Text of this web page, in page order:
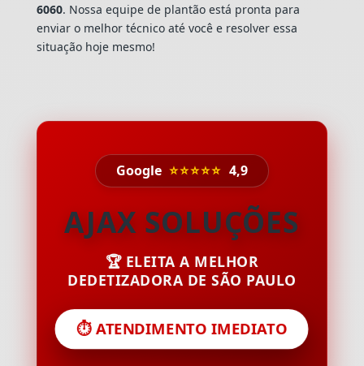
6060. Nossa equipe de plantão está pronta para
enviar o melhor técnico até você e resolver essa
situação hoje mesmo!
Google ⭐⭐⭐⭐⭐ 4,9
AJAX SOLUÇÕES
🏆 ELEITA A MELHOR
DEDETIZADORA DE SÃO PAULO
⏱️ ATENDIMENTO IMEDIATO